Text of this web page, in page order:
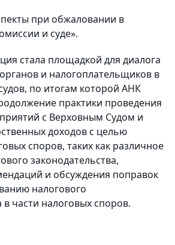
при обжаловании в
и суде».
стала площадкой для диалога
и налогоплательщиков в
по итогам которой АНК
практики проведения
с Верховным Судом и
доходов с целью
споров, таких как различное
законодательства,
и обсуждения поправок
налогового
в части налоговых споров.